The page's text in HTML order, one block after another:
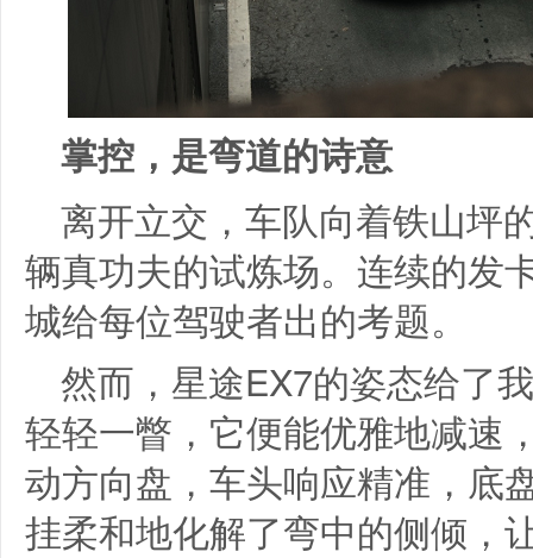
掌控，是弯道的诗意
离开立交，车队向着铁山坪
辆真功夫的试炼场。连续的发
城给每位驾驶者出的考题。
然而，星途EX7的姿态给了
轻轻一瞥，它便能优雅地减速
动方向盘，车头响应精准，底
挂柔和地化解了弯中的侧倾，